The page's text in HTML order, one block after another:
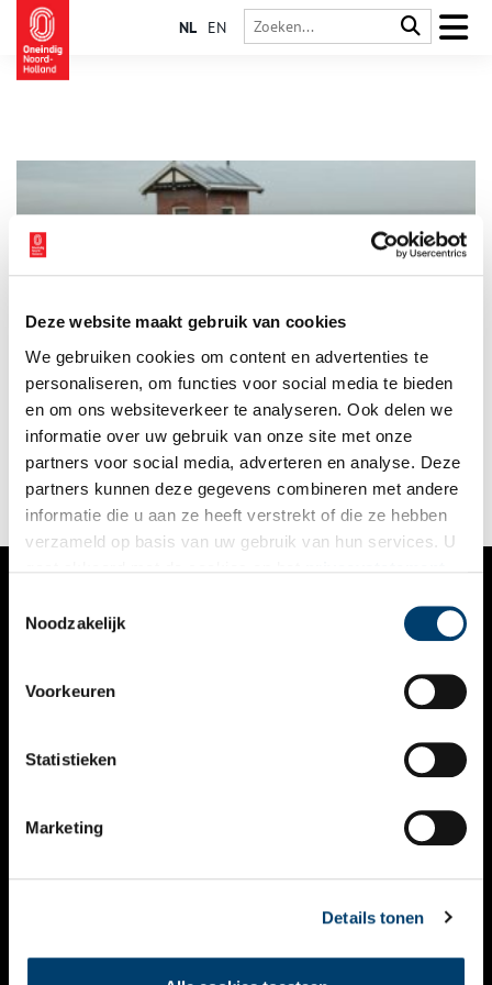
Deze website maakt gebruik van cookies
We gebruiken cookies om content en advertenties te
personaliseren, om functies voor social media te bieden
en om ons websiteverkeer te analyseren. Ook delen we
informatie over uw gebruik van onze site met onze
partners voor social media, adverteren en analyse. Deze
partners kunnen deze gegevens combineren met andere
informatie die u aan ze heeft verstrekt of die ze hebben
verzameld op basis van uw gebruik van hun services. U
Noodzakelijk
Voorkeuren
Statistieken
Marketing
Details tonen
NL EN
Besmettelijke ziektes indammen. Dat was ook vroeger de
aanpak. Reizigers moesten bij twijfel eerst in quarantaine. Op
Wieringen werd daar een speciaal kamp voor ingericht.
VERHALEN
KALENDER
THEMA’S
VIDEO’S
CONTACT